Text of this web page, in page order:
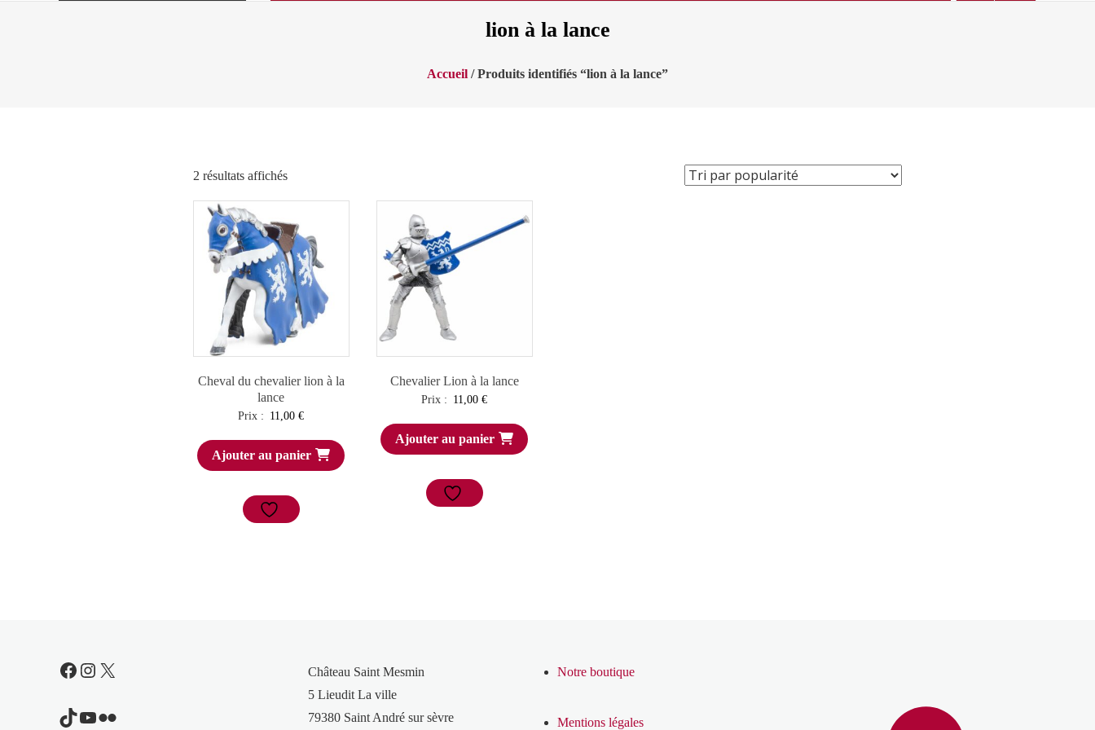
lion à la lance
Accueil / Produits identifiés “lion à la lance”
2 résultats affichésTrié
par
popularité
Cheval du chevalier lion à la
lance
Prix : 11,00€
Ajouter au panier
Chevalier Lion à la lance
Prix : 11,00€
Ajouter au panier
Facebook
Instagram
X
TikTok
YouTube
Flickr
Château Saint Mesmin
5 Lieudit La ville
79380 Saint André sur sèvre
Notre boutique
Mentions légales